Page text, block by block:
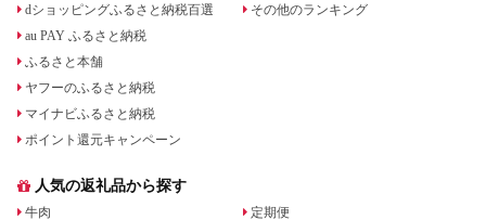
dショッピングふるさと納税百選
au PAY ふるさと納税
ふるさと本舗
ヤフーのふるさと納税
マイナビふるさと納税
ポイント還元キャンペーン
その他のランキング
人気の返礼品から探す
牛肉
定期便